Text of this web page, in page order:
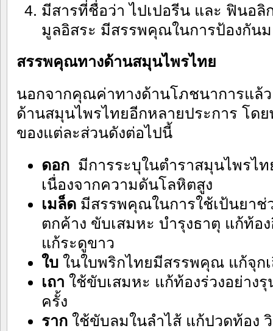
มีสารที่ชื่อว่า ไปเปอรีน และ ฟินอ
มูลอิสระ มีสรรพคุณในการป้องกันม
สรรพคุณทางด้านสมุนไพรไทย
นอกจากคุณค่าทางด้านโภชนาการแล้
ด้านสมุนไพรไทยอีกหลายประการ โด
ของแต่ละส่วนดังต่อไปนี้
ดอกมีการระบุในตำราสมุนไพรไ
เนื่องจากความดันโลหิตสูง
เมล็ด มีสรรพคุณในการใช้เป้นยา
ตกค้าง ขับเสมหะ บำรุงธาตุ แก้ท้อ
แก้ระดูขาว
ใบในใบพริกไทยมีสรรพคุณ แก้จุก
เถา ใช้ขับเสมหะ แก้ท้องร่วงอย่าง
ครั้ง
ราก ใช้ขับลมในลำไส้ แก้ปวดท้อง